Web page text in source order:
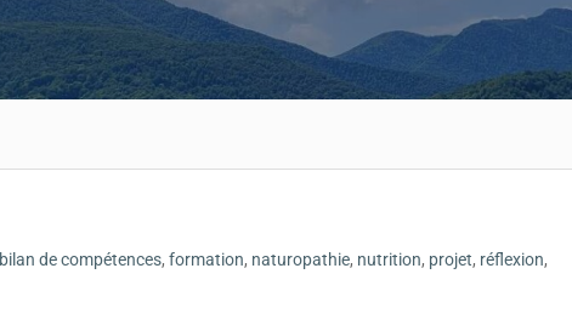
bilan de compétences, formation, naturopathie, nutrition, projet, réflexion,